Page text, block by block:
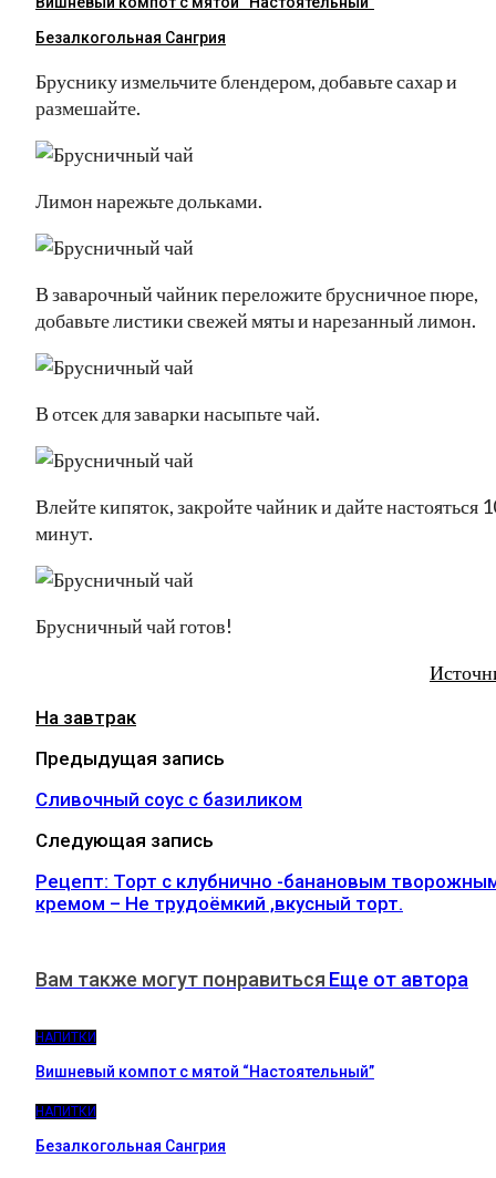
Безалкогольная Сангрия
Бруснику измельчите блендером, добавьте сахар и
размешайте.
Лимон нарежьте дольками.
В заварочный чайник переложите брусничное пюре,
добавьте листики свежей мяты и нарезанный лимон.
В отсек для заварки насыпьте чай.
Влейте кипяток, закройте чайник и дайте настояться
минут.
Брусничный чай готов!
На завтрак
Предыдущая запись
Сливочный соус с базиликом
Следующая запись
Рецепт: Торт с клубнично -банановым
кремом – Не трудоёмкий ,вкусный торт.
Вам также могут понравиться Еще от автора
НАПИТКИ
Вишневый компот с мятой “Настоятельный”
НАПИТКИ
Безалкогольная Сангрия